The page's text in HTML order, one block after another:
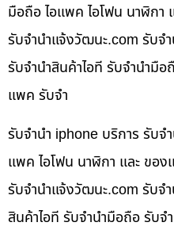
มือถือ ไอแพค ไอโฟน นาฬิกา
รับจํานําแจ้งวัฒนะ.com รับจ
รับจำนำสินค้าไอที รับจำนำมื
แพค รับจำ
รับจำนำ iphone บริการ รับจ
แพค ไอโฟน นาฬิกา และ ขอ
รับจํานําแจ้งวัฒนะ.com รับจ
สินค้าไอที รับจำนำมือถือ รับ